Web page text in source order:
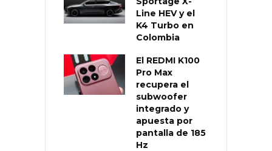
Line HEV y el
K4 Turbo en
Colombia
El REDMI K100
Pro Max
recupera el
subwoofer
integrado y
apuesta por
pantalla de 185
Hz